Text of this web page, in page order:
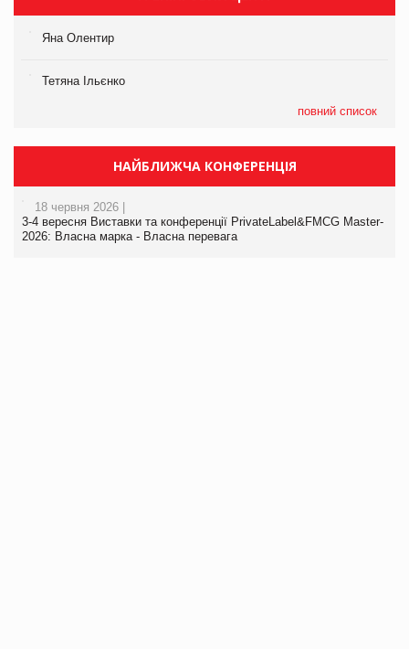
Яна Олентир
Тетяна Ільєнко
повний список
НАЙБЛИЖЧА КОНФЕРЕНЦІЯ
18 червня 2026 |
3-4 вересня Виставки та конференції PrivateLabel&FMCG Master-
2026: Власна марка - Власна перевага